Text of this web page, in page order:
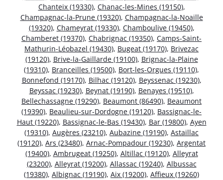
Chanteix (19330), Chanac-les-Mines (19150),
Champagnac-la-Prune (19320), Champagnac-la-Noaille
(19320), Chameyrat (19330), Chamboulive (19450),
Chamberet (19370), Chabrignac (19350), Camps-Saint-
Mathurin-Léobazel (19430), Bugeat (19170), Brivezac
(19120), Brive-la-Gaillarde (19100), Brignac-la-Plaine
(19310), Branceilles (19500), Bort-les-Orgues (19110),
Bonnefond (19170), Bilhac (19120), Beyssenac (19230),
Beyssac (19230), Beynat (19190), Benayes (19510),
Bellechassagne (19290), Beaumont (86490), Beaumont
(19390), Beaulieu-sur-Dordogne (19120), Bassignac-le-
Haut (19220), Bassignac-le-Bas (19430), Bar (19800), Ayen
(19310), Augères (23210), Aubazine (19190), Astaillac
(19120), Ars (23480), Arnac-Pompadour (19230), Argentat
(19400), Ambrugeat (19250), Altillac (19120), Alleyrat
(23200), Alleyrat (19200), Allassac (19240), Albussac
(19380), Albignac (19190), Aix (19200), Affieux (19260)